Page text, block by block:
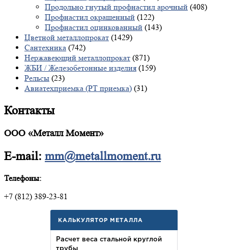
Продольно гнутый профнастил арочный (408)
Профнастил окрашенный (122)
Профнастил оцинкованный (143)
Цветной металлопрокат (1429)
Сантехника (742)
Нержавеющий металлопрокат (871)
ЖБИ / Железобетонные изделия (159)
Рельсы (23)
Авиатехприемка (РТ приемка) (31)
Контакты
ООО «Металл Момент»
E-mail: mm@metallmoment.ru
Телефоны:
+7 (812) 389-23-81